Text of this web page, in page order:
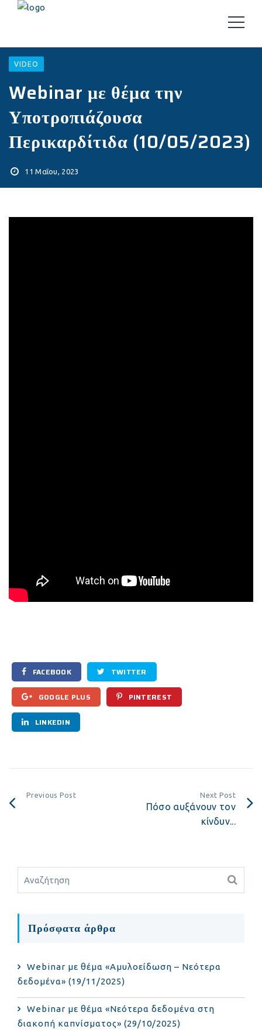
VIDEO
Webinar με θέμα την
Υποτροπιάζουσα
Περικαρδίτιδα (10/05/2023)
11 Μαΐου, 2023
FACEBOOK TWITTER
GOOGLE PLUS PINTEREST
LINKEDIN
Previous Post Next Post
Πόσο αυξάνουν τον
κίνδυν...
Πρόσφατα άρθρα
Webinar με θέμα «Αμυλοείδωση – Νεότερα
δεδομένα» (19/11/2025)
Webinar με θέμα «Νεότερα δεδομένα στη
διακοπή καπνίσματος» (29/10/2025)